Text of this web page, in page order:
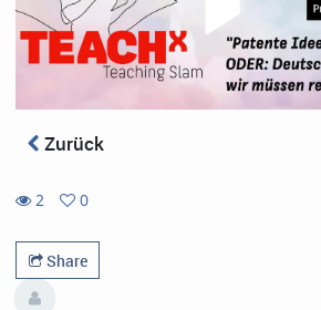
Zurück
2
views
0
favorites
Share